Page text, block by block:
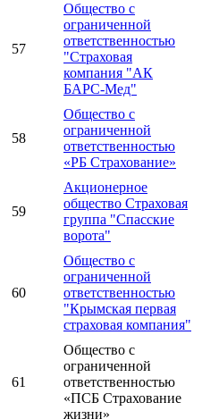
57
Общество с
ограниченной
ответственностью
"Страховая
компания "АК
БАРС-Мед"
58
Общество с
ограниченной
ответственностью
«РБ Страхование»
59
Акционерное
общество Страховая
группа "Спасские
ворота"
60
Общество с
ограниченной
ответственностью
"Крымская первая
страховая компания"
61
Общество с
ограниченной
ответственностью
«ПСБ Страхование
жизни»